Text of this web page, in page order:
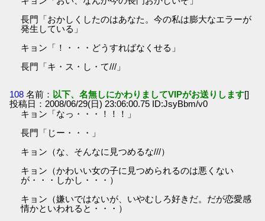
長門「おかしくしたのはあなた。今の私は膨大なエラーが
発生している」
キョン「！・・・どうすればなくせる」
長門「キ・ス・し・て///」
108 名前： 以下、名無しにかわりましてVIPがお送りします[]
投稿日：2008/06/29(日) 23:06:00.75 ID:JsyBbm/v0
キョン「なっ・・・！！！」
長門「じー・・・」
キョン（な、そんなに見つめるな///）
キョン（かわいい女の子に見つめられるのは悪くない
が・・・しかし・・・）
キョン（嫌いではないが、いやむしろ好きだ。だが恋愛感
情かといわれると・・・）